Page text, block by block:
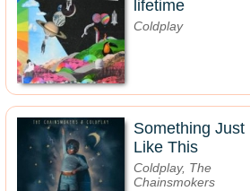
lifetime
Coldplay
Something Just
Like This
Coldplay, The
Chainsmokers